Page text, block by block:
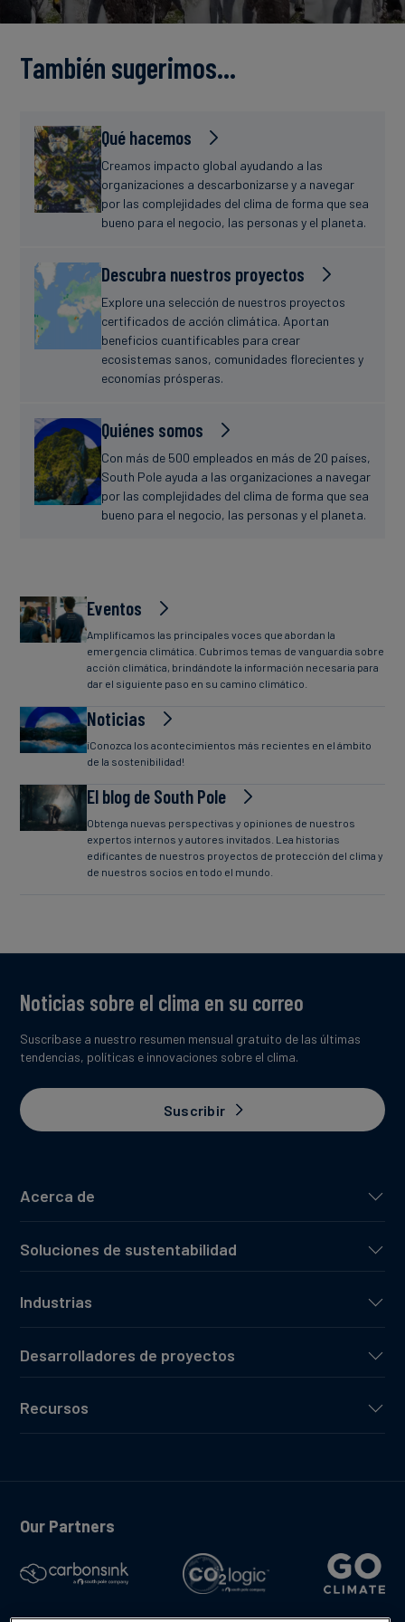
Finanzas
estudio
Noticias
También sugerimos…
Qué hacemos
Creamos impacto global ayudando a las
organizaciones a descarbonizarse y a navegar
por las complejidades del clima de forma que sea
bueno para el negocio, las personas y el planeta.
Descubra nuestros proyectos
Explore una selección de nuestros proyectos
certificados de acción climática. Aportan
beneficios cuantificables para crear
ecosistemas sanos, comunidades florecientes y
economías prósperas.
Quiénes somos
Con más de 500 empleados en más de 20 países,
South Pole ayuda a las organizaciones a navegar
por las complejidades del clima de forma que sea
bueno para el negocio, las personas y el planeta.
Eventos
Amplificamos las principales voces que abordan la
emergencia climática. Cubrimos temas de vanguardia sobre
acción climática, brindándote la información necesaria para
dar el siguiente paso en su camino climático.
Noticias
¡Conozca los acontecimientos más recientes en el ámbito
de la sostenibilidad!
El blog de South Pole
Obtenga nuevas perspectivas y opiniones de nuestros
expertos internos y autores invitados. Lea historias
edificantes de nuestros proyectos de protección del clima y
de nuestros socios en todo el mundo.
Acerca de
Soluciones de sustentabilidad
Industrias
Desarrolladores de proyectos
Recursos
Noticias sobre el clima en su correo
Suscríbase a nuestro resumen mensual gratuito de las últimas
tendencias, políticas e innovaciones sobre el clima.
Suscribir
Our Partners